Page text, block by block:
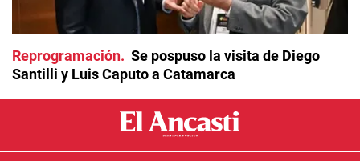
Reprogramación
Se pospuso la visita de Diego
Santilli y Luis Caputo a Catamarca